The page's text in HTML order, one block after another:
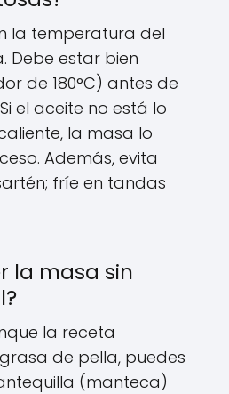
la temperatura del
Debe estar bien
de 180°C) antes de
el aceite no está lo
la masa lo
Además, evita
fríe en tandas
la masa sin
la receta
de pella, puedes
(manteca)